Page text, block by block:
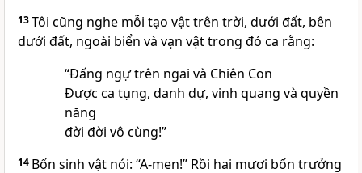
13Tôi cũng nghe mỗi tạo vật trên trời, dưới đất, bên
dưới đất, ngoài biển và vạn vật trong đó ca rằng:
“Đấng ngự trên ngai và Chiên Con
Được ca tụng, danh dự, vinh quang và quyền
năng
đời đời vô cùng!”
14 Bốn sinh vật nói: “A-men!” Rồi hai mươi bốn trưởng